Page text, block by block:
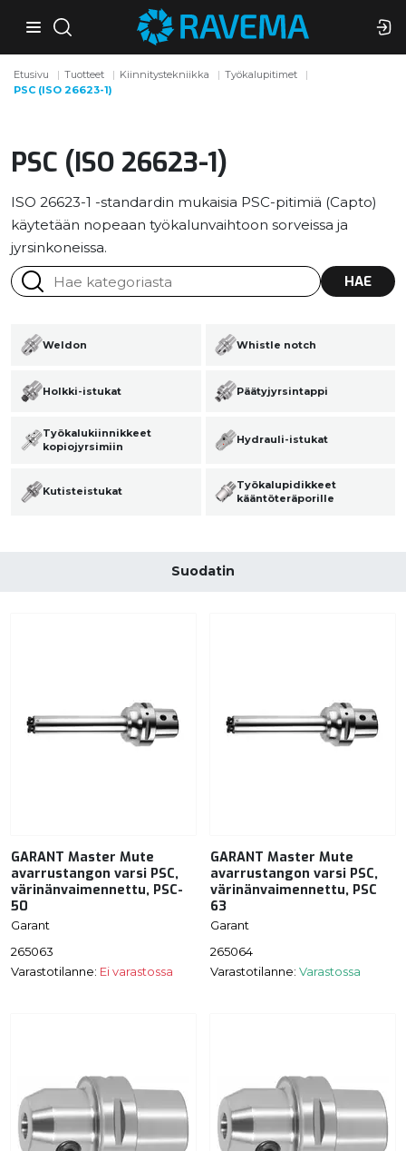
Etusivu Tuotteet Kiinnitystekniikka
Työkalupitimet
PSC (ISO 26623-1)
PSC (ISO 26623-1)
ISO 26623-1 -standardin mukaisia PSC-pitimiä (Capto)
käytetään nopeaan työkalunvaihtoon sorveissa ja
jyrsinkoneissa.
HAE
Weldon Whistle notch
Holkki-istukat Päätyjyrsintappi
Työkalukiinnikkeet
kopiojyrsimiin
Hydrauli-istukat
Kutisteistukat
Työkalupidikkeet
kääntöteräporille
Suodatin
GARANT Master Mute
avarrustangon varsi PSC,
värinänvaimennettu, PSC-
50
Garant
265063
Varastotilanne: Ei varastossa
GARANT Master Mute
avarrustangon varsi PSC,
värinänvaimennettu, PSC
63
Garant
265064
Varastotilanne: Varastossa